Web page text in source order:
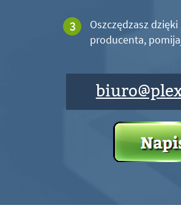
Oszczędzasz
producenta,